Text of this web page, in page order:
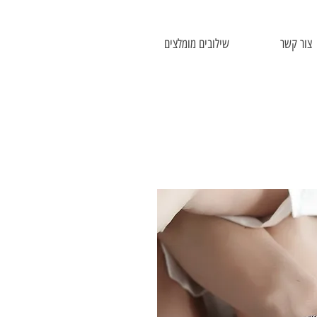
צור קשר שילובים מומלצים